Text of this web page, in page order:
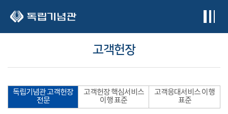
고객헌장
독립기념관 고객헌장
전문
고객헌장 핵심서비스
이행 표준
고객응대서비스 이행
표준